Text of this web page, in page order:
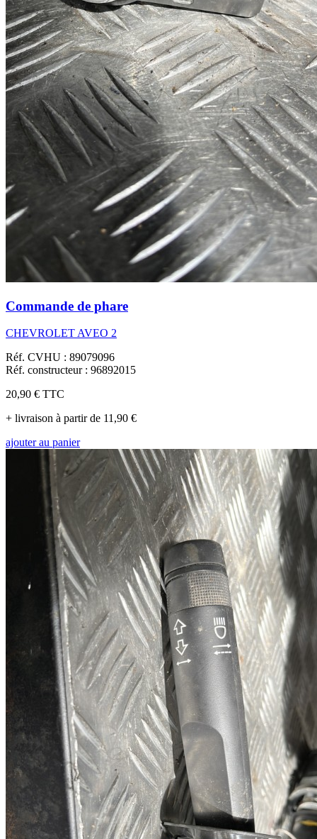
Commande de phare
CHEVROLET AVEO 2
Réf. CVHU : 89079096
Réf. constructeur : 96892015
20,90 € TTC
+ livraison à partir de 11,90 €
ajouter au panier